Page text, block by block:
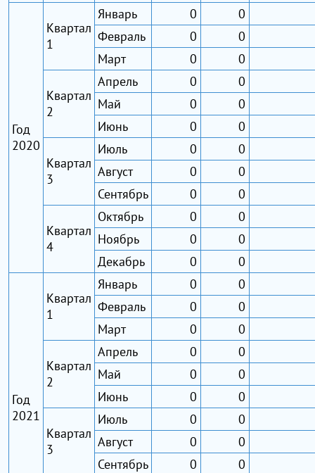
Год
2020
Квартал
1
Январь 0
0
Февраль
0
0
Март
0 0
Квартал
2
Апрель 0
0
Май
0
0
Июнь
0 0
Квартал
3
Июль 0
0
Август
0
0
Сентябрь
0 0
Квартал
4
Октябрь 0
0
Ноябрь
0
0
Декабрь
0 0
Год
2021
Квартал
1
Январь 0
0
Февраль
0
0
Март
0 0
Квартал
2
Апрель 0
0
Май
0
0
Июнь
0 0
Квартал
3
Июль 0
0
Август
0
0
Сентябрь
0 0